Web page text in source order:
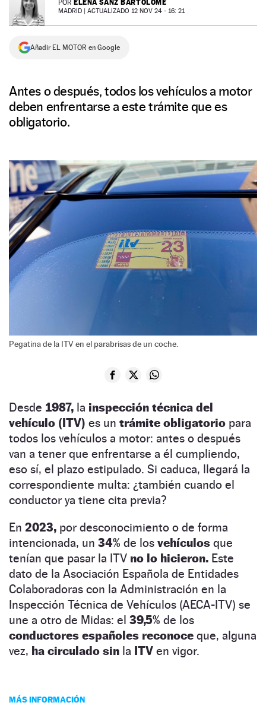
NEWSLETTER
SÍGUENOS
POR ELENA SANZ BARTOLOMÉ
MADRID | ACTUALIZADO 12 NOV 24 - 16: 21
Añadir EL MOTOR en Google
Antes o después, todos los vehículos a motor
deben enfrentarse a este trámite que es
obligatorio.
Pegatina de la ITV en el parabrisas de un coche.
Desde 1987, la inspección técnica del
vehículo (ITV) es un trámite obligatorio para
todos los vehículos a motor: antes o después
van a tener que enfrentarse a él cumpliendo,
eso sí, el plazo estipulado. Si caduca, llegará la
correspondiente multa: ¿también cuando el
conductor ya tiene cita previa?
En 2023, por desconocimiento o de forma
intencionada, un 34% de los vehículos que
tenían que pasar la ITV no lo hicieron. Este
dato de la Asociación Española de Entidades
Colaboradoras con la Administración en la
Inspección Técnica de Vehículos (AECA-ITV) se
une a otro de Midas: el 39,5% de los
conductores españoles reconoce que, alguna
vez, ha circulado sin la ITV en vigor.
MÁS INFORMACIÓN